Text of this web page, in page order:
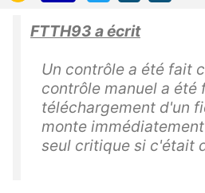
FTTH93 a écrit
Un contrôle a été fait
contrôle manuel a été
téléchargement d'un
monte
seul critique si c'était